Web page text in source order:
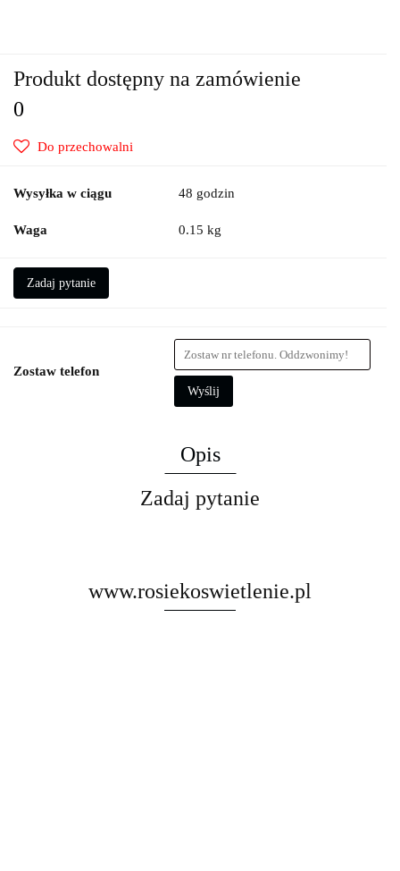
Produkt dostępny na zamówienie
0
Do przechowalni
Wysyłka w ciągu 48 godzin
Waga 0.15 kg
Zadaj pytanie
Zostaw telefon
Wyślij
Opis
Zadaj pytanie
www.rosiekoswietlenie.pl